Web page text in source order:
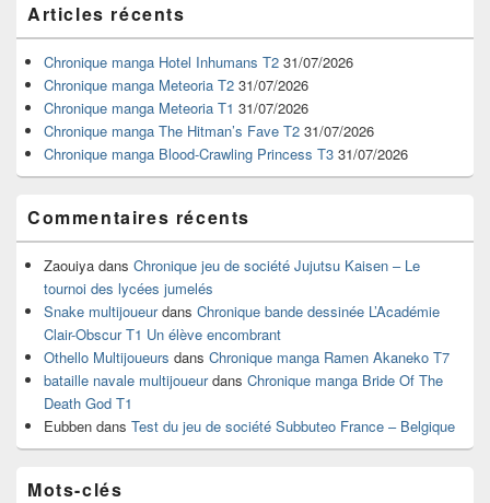
principale
de
widget
pour
barre
latérale
Articles récents
Chronique manga Hotel Inhumans T2 31/07/2026
Chronique manga Meteoria T2 31/07/2026
Chronique manga Meteoria T1 31/07/2026
Chronique manga The Hitman’s Fave T2 31/07/2026
Chronique manga Blood-Crawling Princess T3 31/07/2026
Commentaires récents
Zaouiya dans Chronique jeu de société Jujutsu Kaisen – Le
tournoi des lycées jumelés
Snake multijoueurdans Chronique bande dessinée L’Académie
Clair-Obscur T1 Un élève encombrant
Othello Multijoueurs dans Chronique manga Ramen Akaneko T7
bataille navale multijoueurdans Chronique manga Bride Of The
Death God T1
Eubben dans Test du jeu de société Subbuteo France – Belgique
Mots-clés